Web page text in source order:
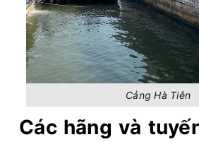
Cảng Hà Tiên
Các hãng và